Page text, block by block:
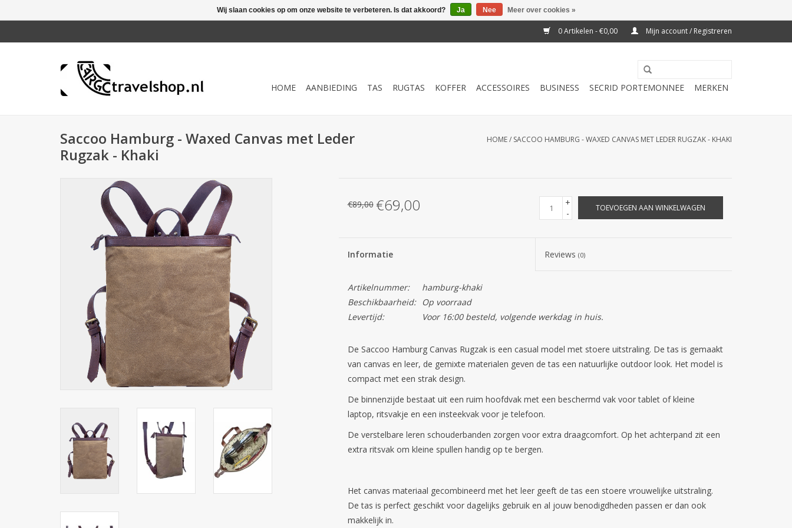
0 Artikelen - €0,00 Mijn account / Registreren
HOME AANBIEDING TAS RUGTAS KOFFER ACCESSOIRES BUSINESS SECRID PORTEMONNEE MERKEN
Saccoo Hamburg - Waxed Canvas met Leder
Rugzak - Khaki
HOME/ SACCOO HAMBURG - WAXED CANVAS MET LEDER RUGZAK - KHAKI
€89,00 €69,00
+
-
TOEVOEGEN AAN WINKELWAGEN
Informatie Reviews(0)
Artikelnummer:
hamburg-khaki
Beschikbaarheid:
Op voorraad
Levertijd:
Voor 16:00 besteld, volgende werkdag in huis.
De Saccoo Hamburg Canvas Rugzak is een casual model met stoere uitstraling. De tas is gemaakt
van canvas en leer, de gemixte materialen geven de tas een natuurlijke outdoor look. Het model is
compact met een strak design.
De binnenzijde bestaat uit een ruim hoofdvak met een beschermd vak voor tablet of kleine
laptop, ritsvakje en een insteekvak voor je telefoon.
De verstelbare leren schouderbanden zorgen voor extra draagcomfort. Op het achterpand zit een
extra ritsvak om kleine spullen handig op te bergen.
Het canvas materiaal gecombineerd met het leer geeft de tas een stoere vrouwelijke uitstraling.
De tas is perfect geschikt voor dagelijks gebruik en al jouw benodigdheden passen er dan ook
makkelijk in.
Wij slaan cookies op om onze website te verbeteren. Is dat akkoord? Ja Nee Meer over cookies »